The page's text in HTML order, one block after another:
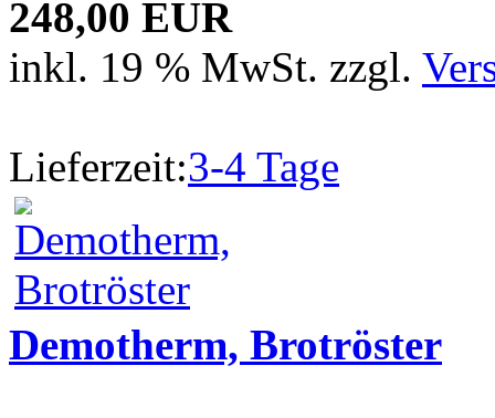
248,00 EUR
inkl. 19 % MwSt. zzgl.
Lieferzeit:3-4 Tage
Demotherm, Brotröster